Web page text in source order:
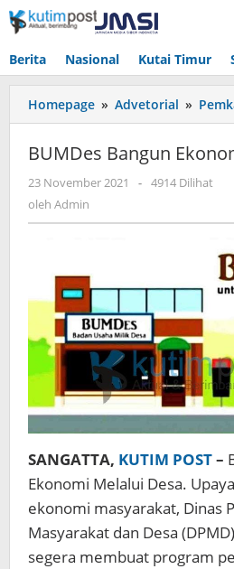
Lewati
ke
Berita Nasional Kutai Timur
Homepage » Advetorial »
BUMDes Bangun
23 November 2021
oleh
- 4914 Dilihat
oleh Admin
SANGATTA, KUTIM POST–
Ekonomi Melalui Desa.
ekonomi masyarakat, Dinas
Masyarakat dan Desa
segera membuat program